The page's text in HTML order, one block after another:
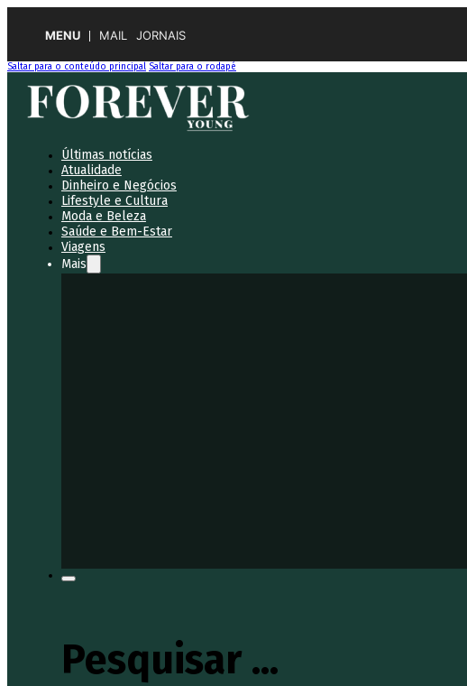
MENU MAIL JORNAIS
Saltar para o conteúdo principal Saltar para o rodapé
Últimas notícias
Atualidade
Dinheiro e Negócios
Lifestyle e Cultura
Moda e Beleza
Saúde e Bem-Estar
Viagens
Mais
Pesquisar ...